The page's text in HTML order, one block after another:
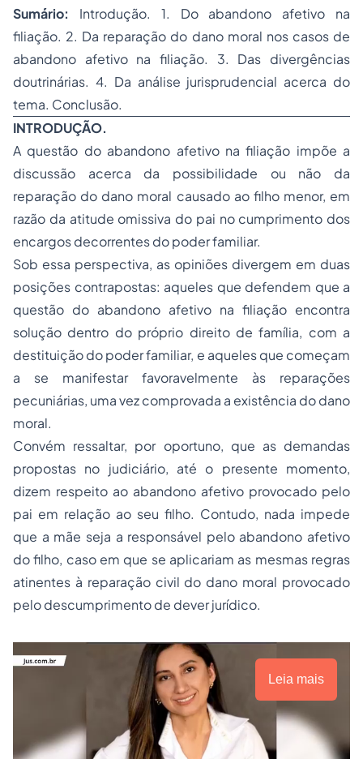
Sumário: Introdução. 1. Do abandono afetivo na
filiação. 2. Da reparação do dano moral nos casos de
abandono afetivo na filiação. 3. Das divergências
doutrinárias. 4. Da análise jurisprudencial acerca do
tema. Conclusão.
INTRODUÇÃO.
A questão do abandono afetivo nafiliação impõe a
discussão acerca da possibilidade ou não da
reparação do dano moral causado ao filho menor, em
razão da atitude omissiva do pai no cumprimento dos
encargos decorrentes do poder familiar.
Sob essa perspectiva, as opiniões divergem em duas
posições contrapostas: aqueles que defendem que a
questão do abandono afetivo na filiação encontra
solução dentro do próprio direito de família, com a
destituição do poder familiar, e aqueles que começam
a se manifestar favoravelmente às reparações
pecuniárias, uma vez comprovada a existência do dano
moral.
Convém ressaltar, por oportuno, que as demandas
propostas no judiciário, até o presente momento,
dizem respeito ao abandono afetivo provocado pelo
pai em relação ao seu filho. Contudo, nada impede
que a mãe seja a responsável pelo abandono afetivo
do filho, caso em que se aplicariam as mesmas regras
atinentes à reparação civil do dano moral provocado
pelo descumprimento de dever jurídico.
Leia mais